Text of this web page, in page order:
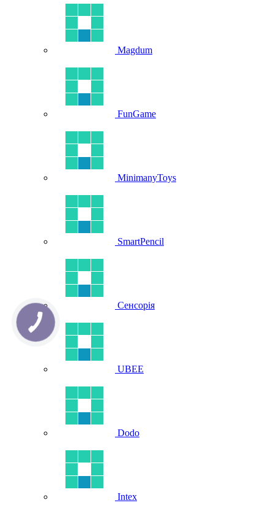
Magdum
FunGame
MinimanyToys
SmartPencil
Сенсорія
UBEE
Dodo
Intex